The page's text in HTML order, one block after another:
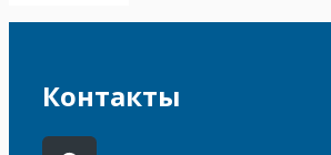
Контакты